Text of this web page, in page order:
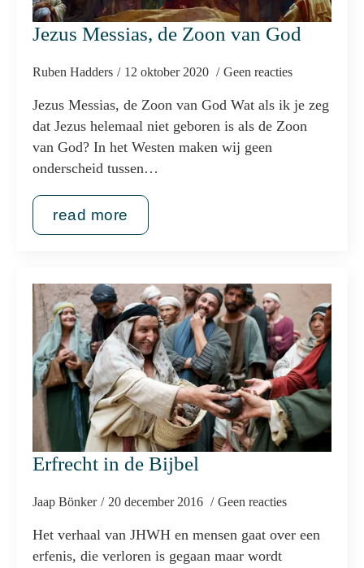
Jezus Messias, de Zoon van God
Ruben Hadders 12 oktober 2020 Geen reacties
Jezus Messias, de Zoon van God Wat als ik je zeg
dat Jezus helemaal niet geboren is als de Zoon
van God? In het Westen maken wij geen
onderscheid tussen…
read more
Erfrecht in de Bijbel
Jaap Bönker 20 december 2016 Geen reacties
Het verhaal van JHWH en mensen gaat over een
erfenis, die verloren is gegaan maar wordt